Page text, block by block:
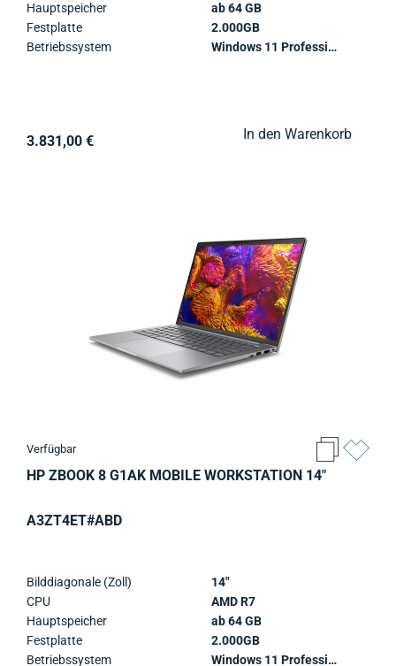
Hauptspeicher
Festplatte
Betriebssystem
ab 64 GB
2.000GB
Windows 11 Professional
3.831,00 € In den Warenkorb
Verfügbar
HP ZBOOK 8 G1AK MOBILE WORKSTATION 14"
A3ZT4ET#ABD
Bilddiagonale (Zoll)
CPU
Hauptspeicher
Festplatte
Betriebssystem
14"
AMD R7
ab 64 GB
2.000GB
Windows 11 Professional